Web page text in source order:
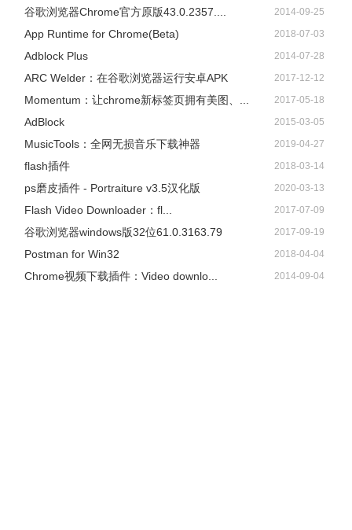
谷歌浏览器Chrome官方原版43.0.2357.... 2014-09-25
App Runtime for Chrome(Beta) 2018-07-03
Adblock Plus 2014-07-28
ARC Welder：在谷歌浏览器运行安卓APK 2017-12-12
Momentum：让chrome新标签页拥有美图、... 2017-05-18
AdBlock 2015-03-05
​MusicTools：全网无损音乐下载神器 2019-04-27
flash插件 2018-03-14
ps磨皮插件 - Portraiture v3.5汉化版 2020-03-13
Flash Video Downloader：fl... 2017-07-09
谷歌浏览器windows版32位61.0.3163.79 2017-09-19
Postman for Win32 2018-04-04
Chrome视频下载插件：Video downlo... 2014-09-04